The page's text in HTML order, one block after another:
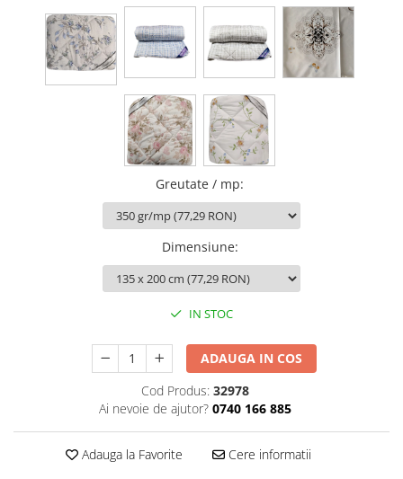
Greutate / mp:
Dimensiune:
IN STOC
ADAUGA IN COS
Cod Produs: 32978
Ai nevoie de ajutor? 0740 166 885
Adauga la Favorite Cere informatii